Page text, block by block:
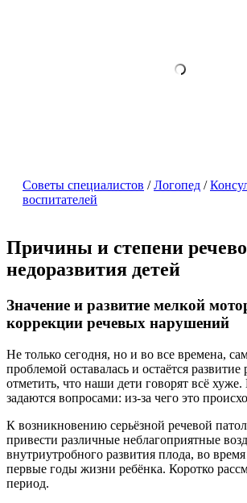
Советы специалистов /Логопед /
воспитателей
Причины и степени
недоразвития детей
Значение и развитие мелкой
коррекции речевых нарушений
Не только сегодня, но и во все времена,
проблемой оставалась и остаётся
отметить, что наши дети говорят всё
задаются вопросами: из-за чего это
К возникновению серьёзной речевой
привести различные неблагоприятные
внутриутробного развития плода, во
первые годы жизни ребёнка. Коротко
период.